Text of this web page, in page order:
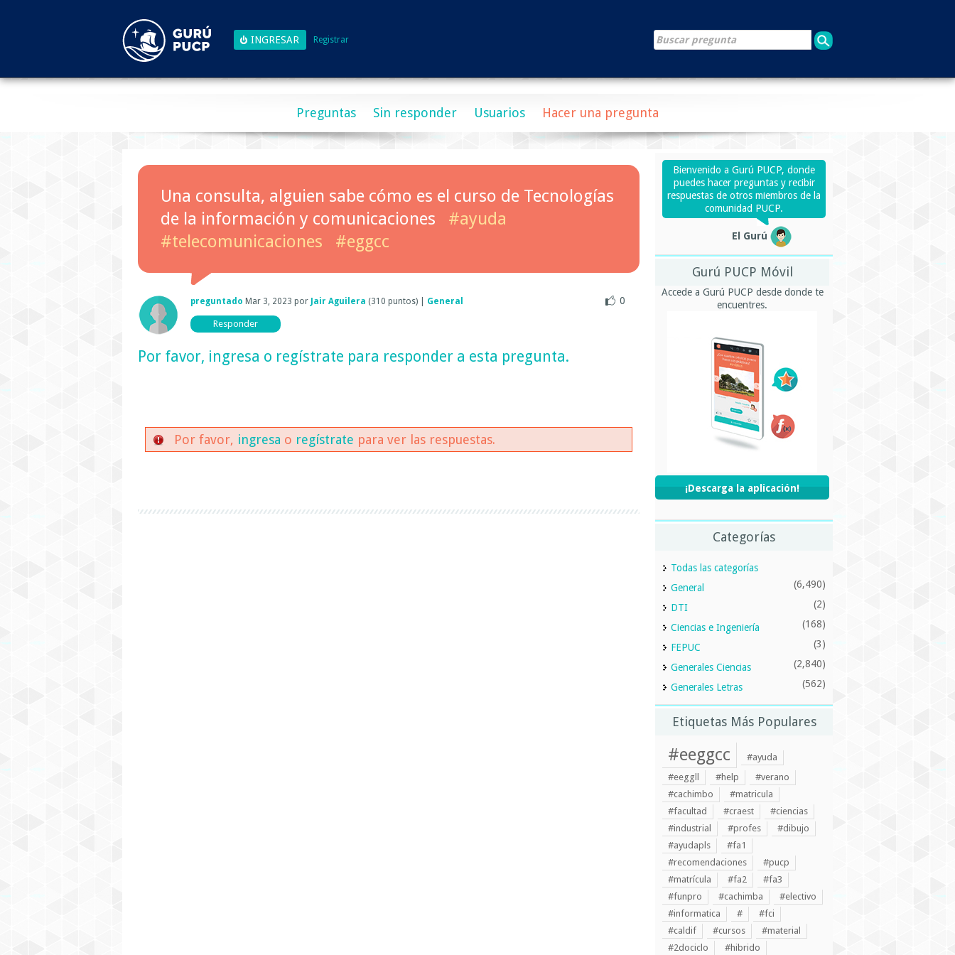
Registrar
Preguntas Sin responder Usuarios Hacer una pregunta
Una consulta, alguien sabe cómo es el curso de Tecnologías
de la información y comunicaciones
#ayuda
#telecomunicaciones
#eggcc
0
preguntado Mar 3, 2023 por Jair Aguilera (310 puntos) General
Por favor, ingresa o regístrate para responder a esta pregunta.
Por favor, ingresa o regístrate para ver las respuestas.
Bienvenido a Gurú PUCP, donde
puedes hacer preguntas y recibir
respuestas de otros miembros de la
comunidad PUCP.
El Gurú
Gurú PUCP Móvil
Accede a Gurú PUCP desde donde te
encuentres.
¡Descarga la aplicación!
Categorías
Todas las categorías
General
(6,490)
DTI (2)
Ciencias e Ingeniería (168)
FEPUC (3)
Generales Ciencias (2,840)
Generales Letras (562)
Etiquetas Más Populares
#eeggcc
#ayuda
#eeggll
#help
#verano
#cachimbo
#matricula
#facultad
#craest
#ciencias
#industrial
#profes
#dibujo
#ayudapls
#fa1
#recomendaciones
#pucp
#matrícula
#fa2
#fa3
#funpro
#cachimba
#electivo
#informatica
#
#fci
#caldif
#cursos
#material
#2dociclo
#hibrido